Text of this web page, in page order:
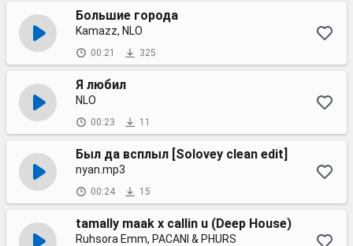
Большие города
Kamazz, NLO
00:21 325
Я любил
NLO
00:23 11
Был да всплыл [Solovey clean edit]
nyan.mp3
00:24 15
tamally maak x callin u (Deep House)
Ruhsora Emm, PACANI & PHURS